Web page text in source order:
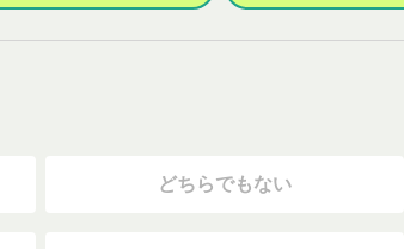
どちらでもない